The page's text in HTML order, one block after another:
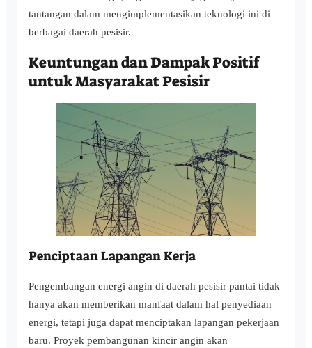
tantangan dalam mengimplementasikan teknologi ini di
berbagai daerah pesisir.
Keuntungan dan Dampak Positif
untuk Masyarakat Pesisir
Penciptaan Lapangan Kerja
Pengembangan energi angin di daerah pesisir pantai tidak
hanya akan memberikan manfaat dalam hal penyediaan
energi, tetapi juga dapat menciptakan lapangan pekerjaan
baru. Proyek pembangunan kincir angin akan